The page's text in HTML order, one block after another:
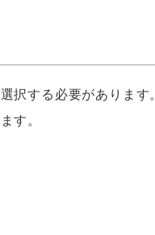
択する必要があります
す。